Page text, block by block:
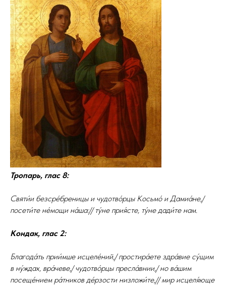
Тропарь, глас 8:
Святи́и безсре́бреницы и чудотво́рцы Косьмо́ и Дамиа́не,/
посети́те не́мощи на́ша:// ту́не прия́сте, ту́не дади́те нам.
Кондак, глас 2:
Благода́ть прии́мше исцеле́ний,/ простира́ете здра́вие су́щим
в ну́ждах, вра́чеве,/ чудотво́рцы пресла́внии,/ но ва́шим
посеще́нием ра́тников де́рзости низложи́те,// мир исцеля́юще